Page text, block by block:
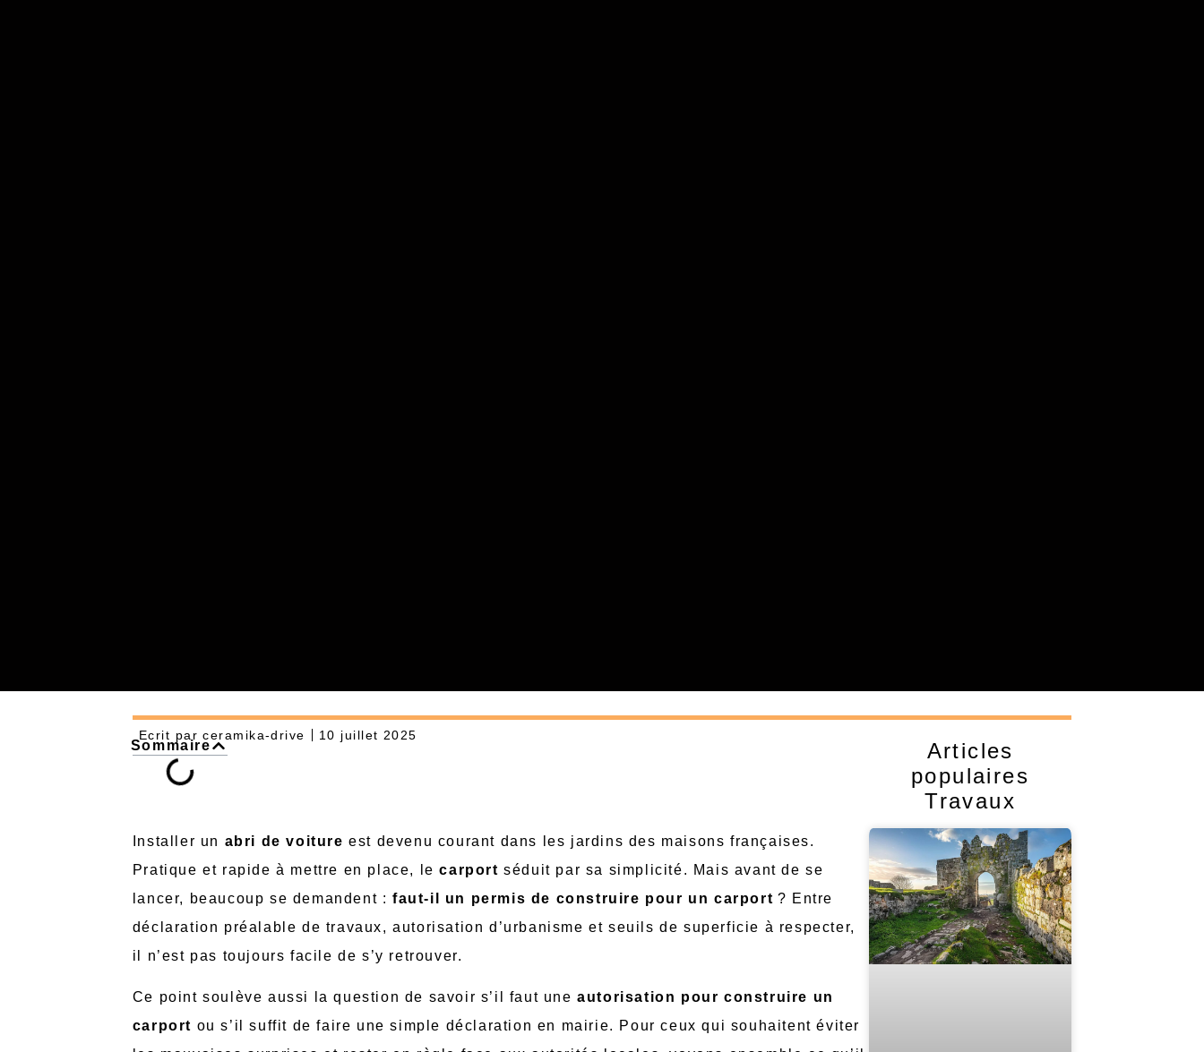
Ecrit par ceramika-drive 10 juillet 2025
Sommaire
Installer un abri de voiture est devenu courant dans les jardins des maisons françaises.
Pratique et rapide à mettre en place, lecarport séduit par sa simplicité. Mais avant de se
lancer, beaucoup se demandent :faut-il un permis de construire pour un carport ? Entre
déclaration préalable de travaux, autorisation d’urbanisme et seuils de superficie à respecter,
il n’est pas toujours facile de s’y retrouver.
Ce point soulève aussi la question de savoir s’il faut uneautorisation pour construire un
carport ou s’il suffit de faire une simple déclaration en mairie. Pour ceux qui souhaitent éviter
Articles
populaires
Travaux